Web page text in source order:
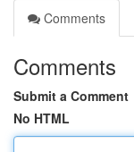
Comments
Comments
Submit a Comment
No HTML